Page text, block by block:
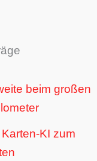
beim großen
KI zum